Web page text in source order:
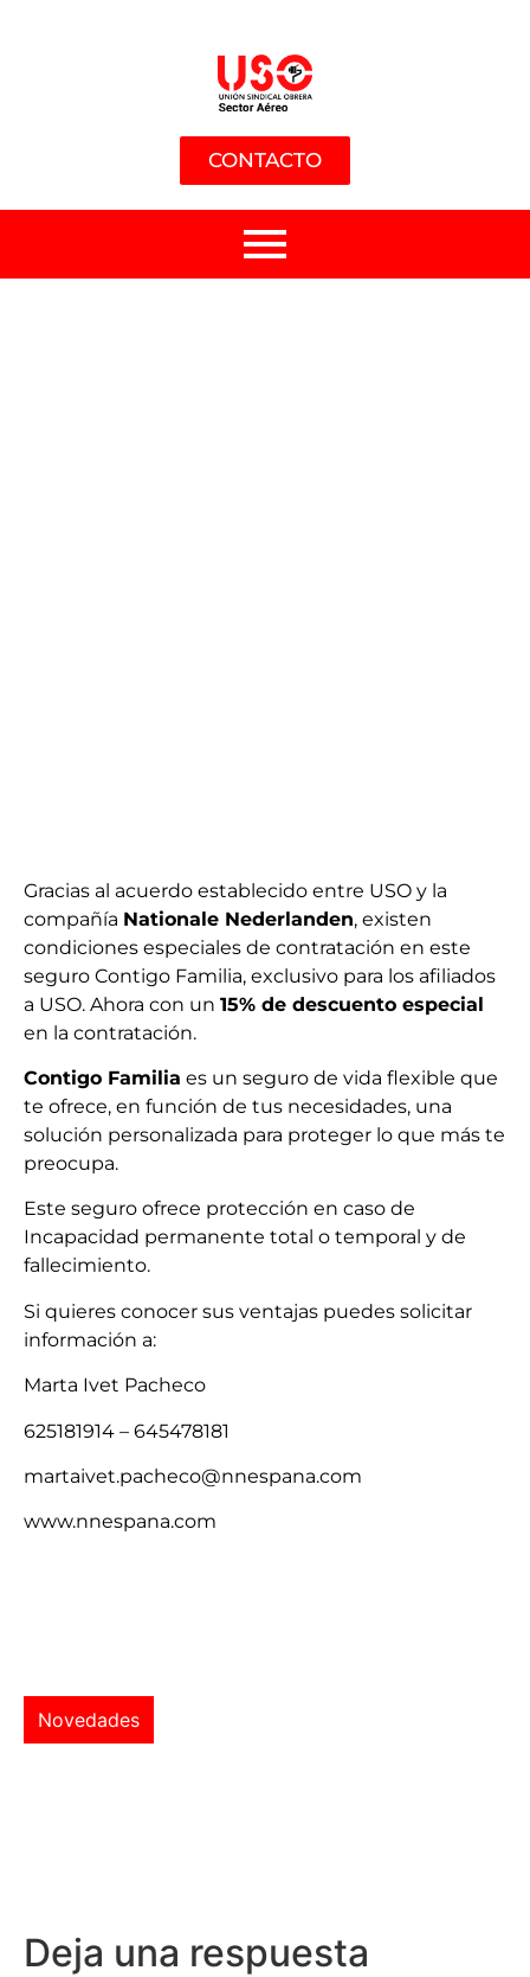
CONTACTO
Gracias al acuerdo establecido entre USO y la
compañía Nationale Nederlanden, existen
condiciones especiales de contratación en este
seguro Contigo Familia, exclusivo para los afiliados
a USO. Ahora con un 15% de descuento especial
en la contratación.
Contigo Familia es un seguro de vida flexible que
te ofrece, en función de tus necesidades, una
solución personalizada para proteger lo que más te
preocupa.
Este seguro ofrece protección en caso de
Incapacidad permanente total o temporal y de
fallecimiento.
Si quieres conocer sus ventajas puedes solicitar
información a:
Marta Ivet Pacheco
625181914 – 645478181
martaivet.pacheco@nnespana.com
www.nnespana.com
Novedades
Deja una respuesta